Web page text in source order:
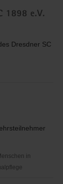
1898 e.V.
Dresdner SC
in